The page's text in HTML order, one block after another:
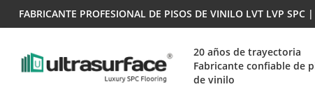
FABRICANTE PROFESIONAL DE PISOS DE VINILO LVT LVP
20 años de trayectoria
Fabricante confiable de
de vinilo